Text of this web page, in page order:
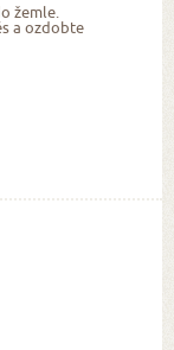
žemle.
a ozdobte